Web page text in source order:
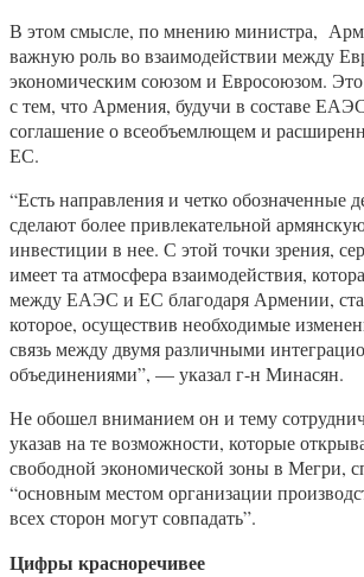
В этом смысле, по мнению министра,
важную роль во взаимодействии между
экономическим союзом и Евросоюзом. Это
с тем, что Армения, будучи в составе
соглашение о всеобъемлющем и
ЕС.
“Есть направления и четко обозначенные
сделают более привлекательной
инвестиции в нее. С этой точки зрения,
имеет та атмосфера взаимодействия,
между ЕАЭС и ЕС благодаря Армении,
которое, осуществив необходимые
связь между двумя различными
объединениями”, — указал г-н Минасян.
Не обошел вниманием он и тему
указав на те возможности, которые
свободной экономической зоны в Мегри,
“основным местом организации
всех сторон могут совпадать”.
Цифры красноречивее